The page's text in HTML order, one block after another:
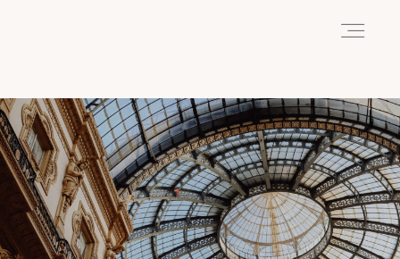
HOME
ABOUT
REISEN